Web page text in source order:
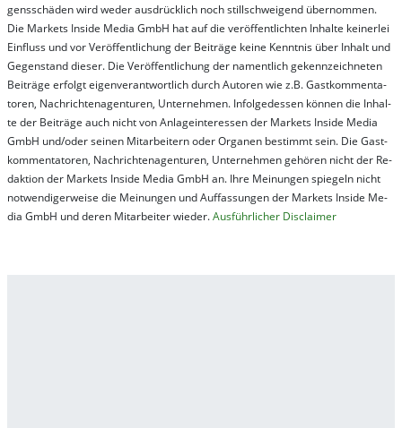
gens­schä­den wird we­der aus­drück­lich noch stil­lschwei­gend über­nom­men.
Die Mar­kets In­side Me­dia GmbH hat auf die ver­öf­fent­lich­ten In­hal­te kei­ner­lei
Ein­fluss und vor Ver­öf­fent­lich­ung der Bei­trä­ge kei­ne Ken­nt­nis über In­halt und
Ge­gen­stand die­ser. Die Ver­öf­fent­lich­ung der na­ment­lich ge­kenn­zeich­net­en
Bei­trä­ge er­folgt ei­gen­ver­ant­wort­lich durch Au­tor­en wie z.B. Gast­kom­men­ta­
tor­en, Nach­richt­en­ag­en­tur­en, Un­ter­neh­men. In­fol­ge­des­sen kön­nen die In­hal­
te der Bei­trä­ge auch nicht von An­la­ge­in­te­res­sen der Mar­kets In­side Me­dia
GmbH und/oder sei­nen Mit­ar­bei­tern oder Or­ga­nen be­stim­mt sein. Die Gast­
kom­men­ta­tor­en, Nach­rich­ten­ag­en­tur­en, Un­ter­neh­men ge­hör­en nicht der Re­
dak­tion der Mar­kets In­side Me­dia GmbH an. Ihre Mei­nung­en spie­geln nicht
not­wen­di­ger­wei­se die Mei­nung­en und Auf­fas­sung­en der Mar­kets In­side Me­
dia GmbH und de­ren Mit­ar­bei­ter wie­der.Aus­führ­lich­er Dis­clai­mer